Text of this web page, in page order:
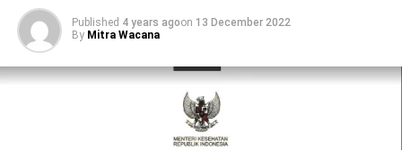
Published 4 years agoon 13 December 2022
By Mitra Wacana